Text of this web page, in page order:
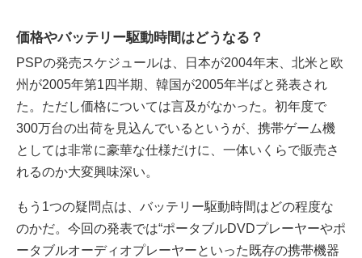
価格やバッテリー駆動時間はどうなる？
PSPの発売スケジュールは、日本が2004年末、北米と欧
州が2005年第1四半期、韓国が2005年半ばと発表され
た。ただし価格については言及がなかった。初年度で
300万台の出荷を見込んでいるというが、携帯ゲーム機
としては非常に豪華な仕様だけに、一体いくらで販売さ
れるのか大変興味深い。
もう1つの疑問点は、バッテリー駆動時間はどの程度な
のかだ。今回の発表では“ポータブルDVDプレーヤーやポ
ータブルオーディオプレーヤーといった既存の携帯機器